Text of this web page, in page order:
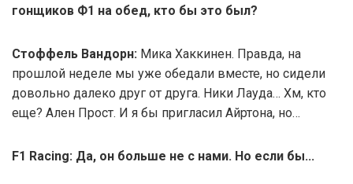
гонщиков Ф1 на обед, кто бы это был?
Стоффель Вандорн: Мика Хаккинен. Правда, на
прошлой неделе мы уже обедали вместе, но сидели
довольно далеко друг от друга. Ники Лауда… Хм, кто
еще? Ален Прост. И я бы пригласил Айртона, но…
F1 Racing: Да, он больше не с нами. Но если бы...